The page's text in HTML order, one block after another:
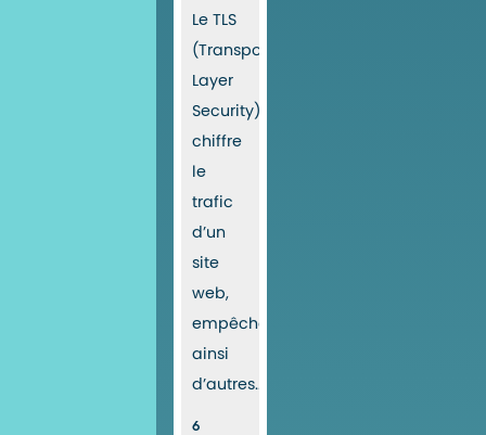
Le TLS
(Transport
Layer
Security)
chiffre
le
trafic
d’un
site
web,
empêchant
ainsi
d’autres...
6